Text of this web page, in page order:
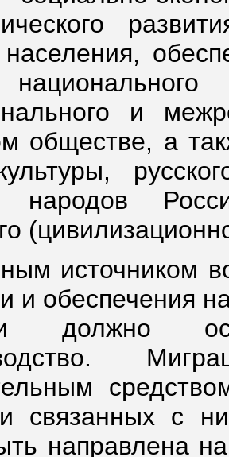
и
обществе, а
народов
источником
и обеспечения
должно
связанных с
направлена